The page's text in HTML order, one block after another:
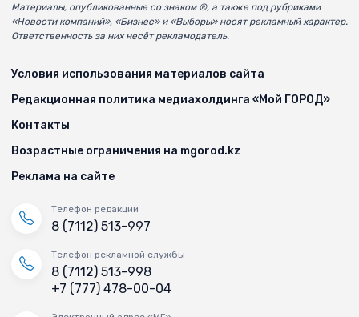
Материалы, опубликованные со знаком ®, а также под рубриками
«Новости компаний», «Бизнес» и «Выборы» носят рекламный характер.
Ответственность за них несёт рекламодатель.
Условия использования материалов сайта
Редакционная политика медиахолдинга «Мой ГОРОД»
Контакты
Возрастные ограничения на mgorod.kz
Реклама на сайте
Телефон редакции
8 (7112) 513-997
Телефон рекламной службы
8 (7112) 513-998
+7 (777) 478-00-04